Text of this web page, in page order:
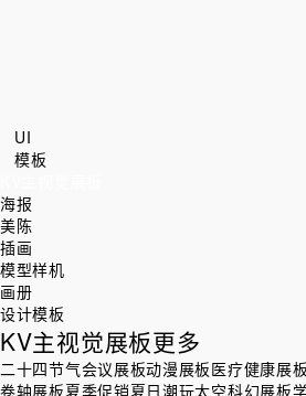
UI
模板
海报
美陈
插画
模型样机
画册
设计模板
KV主视觉展板更多
二十四节气会议展板动漫展板医疗健康展板
卷轴展板夏季促销夏日潮玩太空科幻展板